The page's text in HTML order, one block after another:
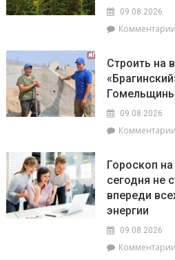
09.08.2026
Комментарии
Строить на
09.08.2026
Комментарии
Гороскоп
сегодня не
впереди
энергии
09.08.2026
Комментарии